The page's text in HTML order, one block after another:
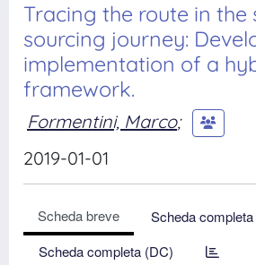
Tracing the route in the
sourcing journey:
implementation of a
framework.
Formentini, Marco;
2019-01-01
Scheda breve
Scheda completa
Scheda completa (DC)